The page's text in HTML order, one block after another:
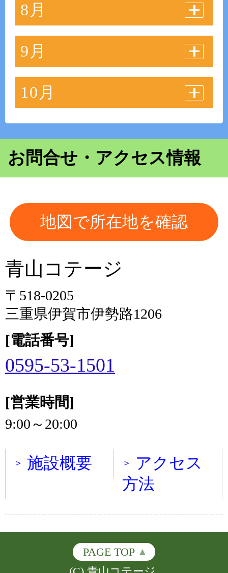
8月
9月
10月
お問合せ・アクセス情報
地図で所在地を確認
青山コテージ
〒518-0205
三重県伊賀市伊勢路1206
[電話番号]
0595-53-1501
[営業時間]
9:00～20:00
施設概要
アクセス
方法
PAGE TOP